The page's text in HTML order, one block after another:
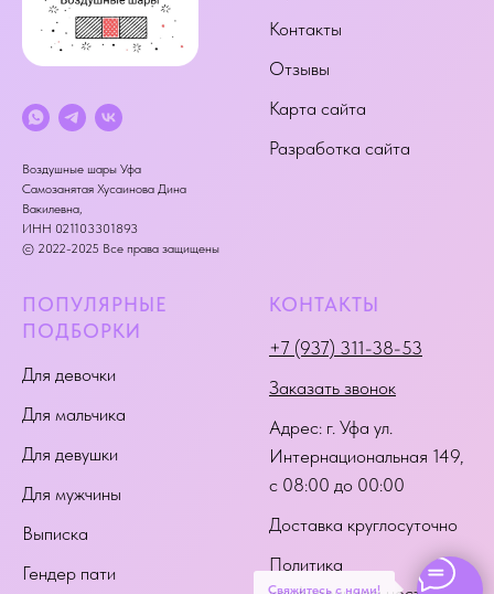
Свяжитесь с нами!
Воздушные шары Уфа
Самозанятая Хусаинова Дина
Вакилевна,
ИНН 021103301893
© 2022-2025 Все права защищены
Контакты
Отзывы
Карта сайта
Разработка сайта
ПОПУЛЯРНЫЕ
ПОДБОРКИ
Для девочки
Для мальчика
Для девушки
Для мужчины
Выписка
Гендер пати
КОНТАКТЫ
+7 (937) 311-38-53
Заказать звонок
Адрес: г. Уфа ул.
Интернациональная 149,
с 08:00 до 00:00
Доставка круглосуточно
Политика